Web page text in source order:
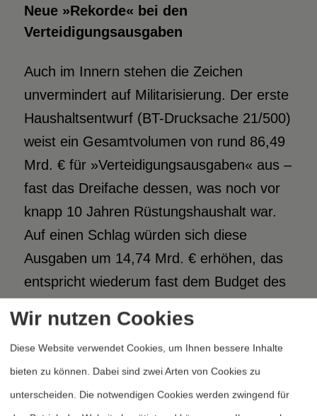
Neue »Rekorde« bei den
Verteidigungsausgaben
Auch im Innern stehen die Zeichen
unvermindert auf Militarisierung. Der erste
Haushaltsentwurf (BT-Drucksache 21/500)
weist ein Gesamtvolumen von rund 86,49
Mrd. € für »Verteidigungsausgaben« aus –
fast das Dreifache dessen, was noch vor
knapp 10 Jahren Rüstungshaushalt war.
Auf einen Schlag würden sich diese
Ausgaben um 14,74 Mrd. € erhöhen, das
entspricht wiederum fast dem Budget des
Es wird spannend werden, welche
Ergänzungen dieser Entwurf im Rahmen
der Haushaltsberatungen des Bundestags
Wir nutzen Cookies
Diese Website verwendet Cookies, um Ihnen bessere Inhalte
bieten zu können. Dabei sind zwei Arten von Cookies zu
unterscheiden. Die notwendigen Cookies werden zwingend für